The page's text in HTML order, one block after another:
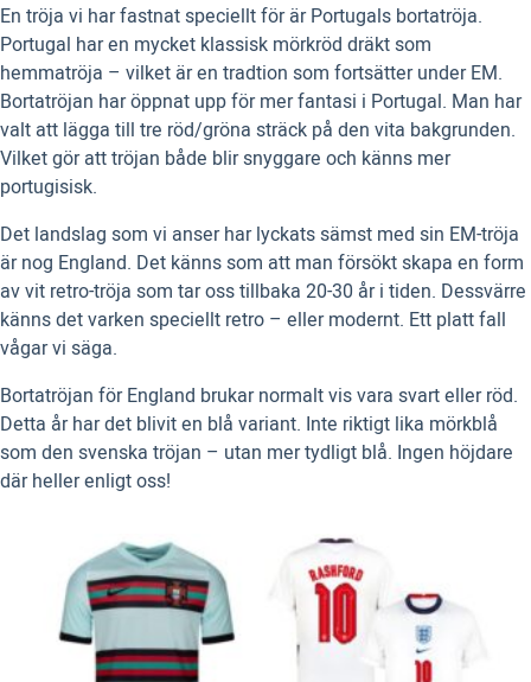
En tröja vi har fastnat speciellt för är Portugals bortatröja.
Portugal har en mycket klassisk mörkröd dräkt som
hemmatröja – vilket är en tradtion som fortsätter under EM.
Bortatröjan har öppnat upp för mer fantasi i Portugal. Man har
valt att lägga till tre röd/gröna sträck på den vita bakgrunden.
Vilket gör att tröjan både blir snyggare och känns mer
portugisisk.
Det landslag som vi anser har lyckats sämst med sin EM-tröja
är nog England. Det känns som att man försökt skapa en form
av vit retro-tröja som tar oss tillbaka 20-30 år i tiden. Dessvärre
känns det varken speciellt retro – eller modernt. Ett platt fall
vågar vi säga.
Bortatröjan för England brukar normalt vis vara svart eller röd.
Detta år har det blivit en blå variant. Inte riktigt lika mörkblå
som den svenska tröjan – utan mer tydligt blå. Ingen höjdare
där heller enligt oss!